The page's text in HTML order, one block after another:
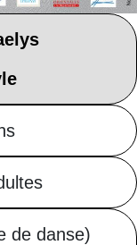
de danse)